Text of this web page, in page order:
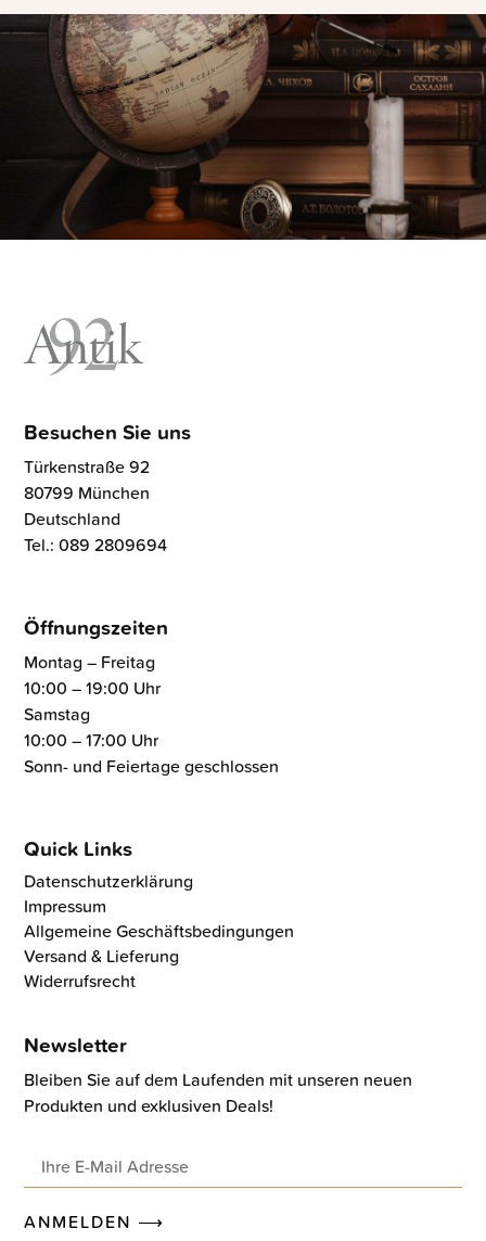
Besuchen Sie uns
Türkenstraße 92
80799 München
Deutschland
Tel.: 089 2809694
Öffnungszeiten
Montag – Freitag
10:00 – 19:00 Uhr
Samstag
10:00 – 17:00 Uhr
Sonn- und Feiertage geschlossen
Quick Links
Datenschutzerklärung
Impressum
Allgemeine Geschäftsbedingungen
Versand & Lieferung
Widerrufsrecht
Newsletter
Bleiben Sie auf dem Laufenden mit unseren neuen
Produkten und exklusiven Deals!
ANMELDEN ⟶